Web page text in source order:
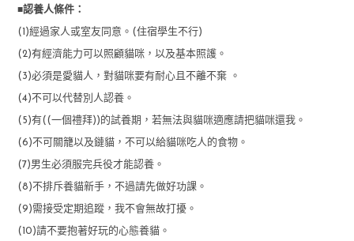
■認養人條件：
(1)經過家人或室友同意。(住宿學生不行)
(2)有經濟能力可以照顧貓咪，以及基本照護。
(3)必須是愛貓人，對貓咪要有耐心且不離不棄 。
(4)不可以代替別人認養。
(5)有((一個禮拜))的試養期，若無法與貓咪適應請把貓咪還我。
(6)不可關籠以及鏈貓，不可以給貓咪吃人的食物。
(7)男生必須服完兵役才能認養。
(8)不排斥養貓新手，不過請先做好功課。
(9)需接受定期追蹤，我不會無故打擾。
(10)請不要抱著好玩的心態養貓。